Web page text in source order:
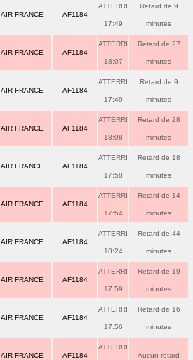
AIR FRANCE AF1184
ATTERRI
17:49
Retard de 9
minutes
AIR FRANCE AF1184
ATTERRI
18:07
Retard de 27
minutes
AIR FRANCE AF1184
ATTERRI
17:49
Retard de 9
minutes
AIR FRANCE AF1184
ATTERRI
18:08
Retard de 28
minutes
AIR FRANCE AF1184
ATTERRI
17:58
Retard de 18
minutes
AIR FRANCE AF1184
ATTERRI
17:54
Retard de 14
minutes
AIR FRANCE AF1184
ATTERRI
18:24
Retard de 44
minutes
AIR FRANCE AF1184
ATTERRI
17:59
Retard de 19
minutes
AIR FRANCE AF1184
ATTERRI
17:56
Retard de 16
minutes
AIR FRANCE AF1184
ATTERRI
Aucun retard